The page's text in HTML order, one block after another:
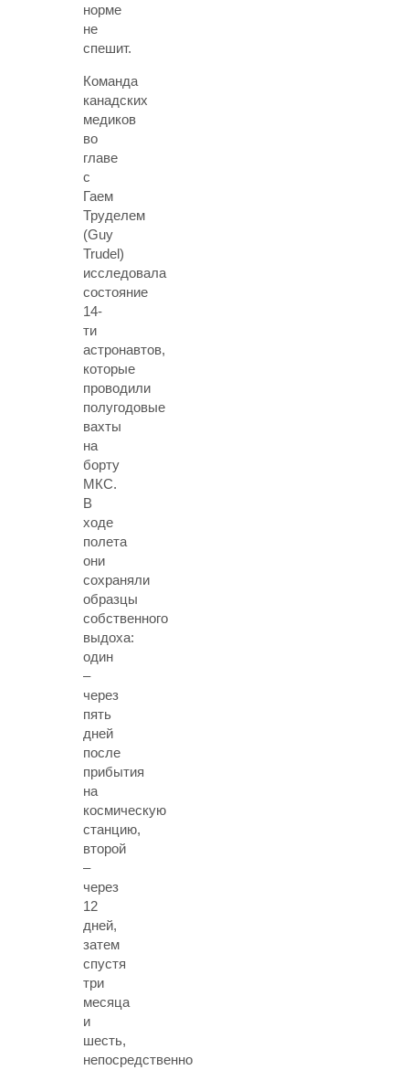
норме
не
спешит.
Команда
канадских
медиков
во
главе
с
Гаем
Труделем
(Guy
Trudel)
исследовала
состояние
14-
ти
астронавтов,
которые
проводили
полугодовые
вахты
на
борту
МКС.
В
ходе
полета
они
сохраняли
образцы
собственного
выдоха:
один
–
через
пять
дней
после
прибытия
на
космическую
станцию,
второй
–
через
12
дней,
затем
спустя
три
месяца
и
шесть,
непосредственно